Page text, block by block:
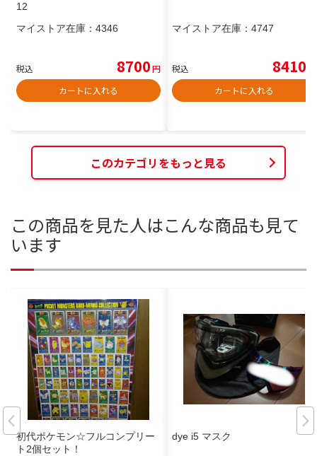
12
マイストア在庫： 4346
税込 8700円
カートに入れる
マイストア在庫： 4747
税込 8410
カートに入れる
このカテゴリをもっと見る
この商品を見た人はこんな商品も見て
います
初代ポケモン☆フルコンプリー
ト2個セット！
dye i5 マスク